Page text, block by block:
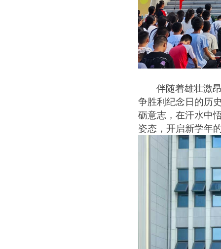
伴随着雄壮激
争胜利纪念日的历
砺意志，在汗水中
姿态，开启新学年